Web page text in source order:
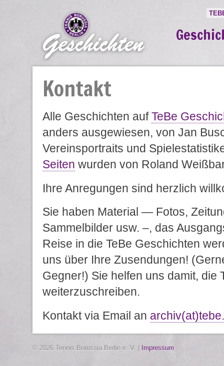
Kontakt
Alle Geschichten aufTeBe
anders ausgewiesen, von Jan
Vereinsportraits und
Seiten wurden von Roland
Ihre Anregungen sind herzlich
Sie haben Material — Fotos,
Sammelbilder usw. –, das
Reise in die TeBe Geschichten
uns über Ihre Zusendungen!
Gegner!) Sie helfen uns damit, die
weiterzuschreiben.
Kontakt via Email an
© 2026 Tennis Borussia Berlin e. V. | Impressum